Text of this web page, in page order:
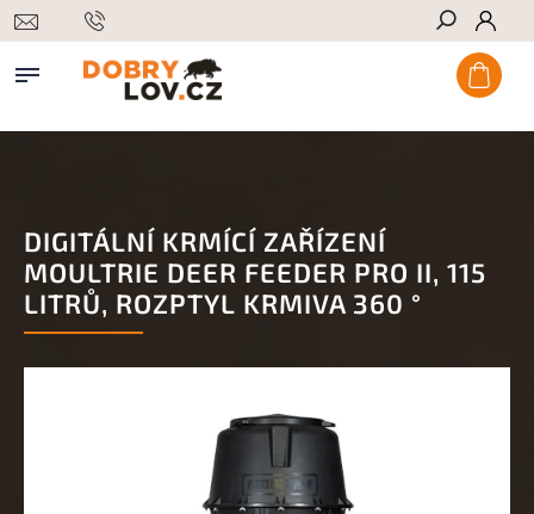
Hledat
DIGITÁLNÍ KRMÍCÍ ZAŘÍZENÍ
MOULTRIE DEER FEEDER PRO II, 115
LITRŮ, ROZPTYL KRMIVA 360 °